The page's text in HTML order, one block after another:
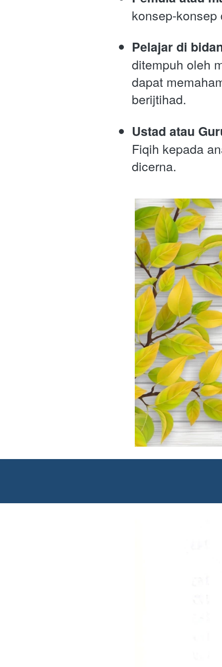
konsep-
Pelajar di
ditempuh oleh
dapat
berijtihad.
Ustad atau
Fiqih kepada
dicerna.